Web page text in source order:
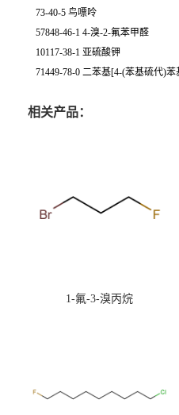
73-40-5 鸟嘌呤
57848-46-1 4-溴-2-氟苯甲醛
10117-38-1 亚硫酸钾
71449-78-0 二苯基[4-(苯基硫代)
相关产品：
1-氟-3-溴丙烷